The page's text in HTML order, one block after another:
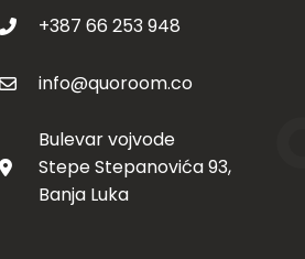
+387 66 253 948
info@quoroom.co
Bulevar vojvode
Stepe Stepanovića 93,
Banja Luka